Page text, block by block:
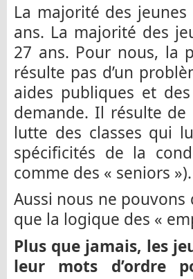
La majorité des
ans. La majorité des
27 ans. Pour nous, la
résulte pas d’un
aides publiques et
demande. Il résulte
lutte des classes qui
spécificités de la
comme des « seniors »).
Aussi nous ne
que la logique des «
Plus que jamais, les
leur mots d’ordre